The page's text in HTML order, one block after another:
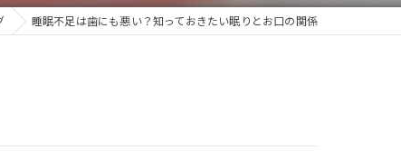
睡眠不足は歯にも悪い？知っておきたい眠りとお口の関係